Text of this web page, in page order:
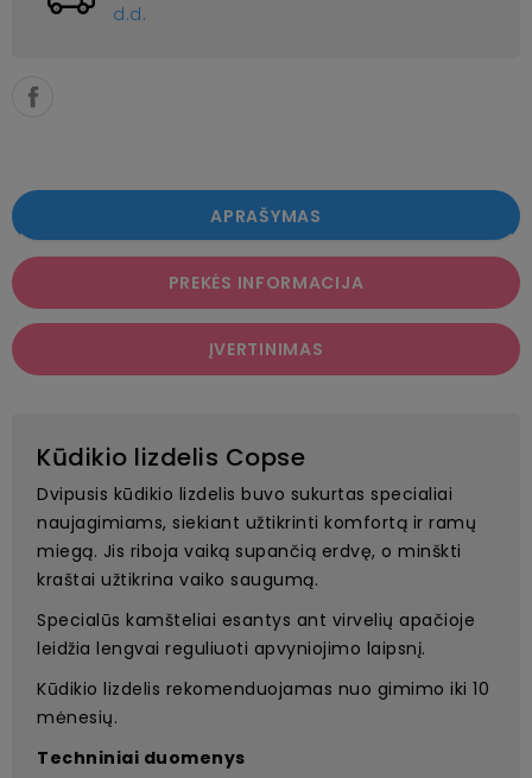
d.d.
APRAŠYMAS
PREKĖS INFORMACIJA
ĮVERTINIMAS
Kūdikio lizdelis Copse
Dvipusis kūdikio lizdelis buvo sukurtas specialiai
naujagimiams, siekiant užtikrinti komfortą ir ramų
miegą. Jis riboja vaiką supančią erdvę, o minškti
kraštai užtikrina vaiko saugumą.
Specialūs kamšteliai esantys ant virvelių apačioje
leidžia lengvai reguliuoti apvyniojimo laipsnį.
Kūdikio lizdelis rekomenduojamas nuo gimimo iki 10
mėnesių.
Techniniai duomenys